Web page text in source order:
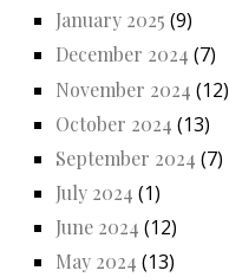
January 2025 (9)
December 2024 (7)
November 2024 (12)
October 2024 (13)
September 2024 (7)
July 2024 (1)
June 2024 (12)
May 2024 (13)